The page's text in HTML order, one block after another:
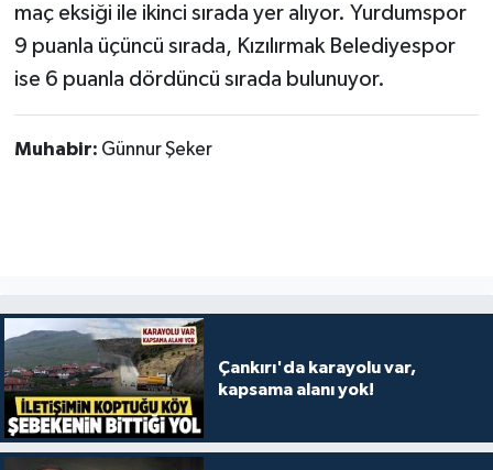
maç eksiği ile ikinci sırada yer alıyor. Yurdumspor
9 puanla üçüncü sırada, Kızılırmak Belediyespor
ise 6 puanla dördüncü sırada bulunuyor.
Muhabir: Günnur Şeker
Çankırı'da karayolu var,
kapsama alanı yok!